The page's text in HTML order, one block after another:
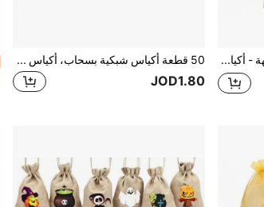
50/100 كيس حماية الفاكهة - أكياس شبكية لتغطية أشجار الفاكهة، أكياس شبكية قابلة لإعادة الاستخدام لحماية الفاكهة والخضروات الخضراء 50 قطعة أكياس شبكية بسحاب، أكياس هدايا وحفلات شفافة، أكياس مجوهرات ومستحضرات تجميل، أكياس تعبئة الحلوى (أخضر زيتوني)
JOD1.80